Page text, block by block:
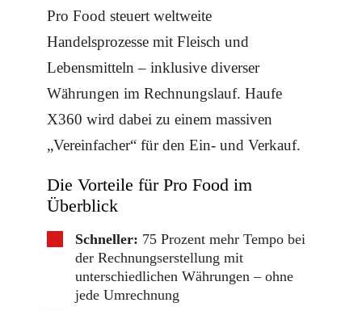
Pro Food steuert weltweite
Handelsprozesse mit Fleisch und
Lebensmitteln – inklusive diverser
Währungen im Rechnungslauf. Haufe
X360 wird dabei zu einem massiven
„Vereinfacher“ für den Ein- und Verkauf.
Die Vorteile für Pro Food im
Überblick
Schneller: 75 Prozent mehr Tempo bei
der Rechnungserstellung mit
unterschiedlichen Währungen – ohne
jede Umrechnung